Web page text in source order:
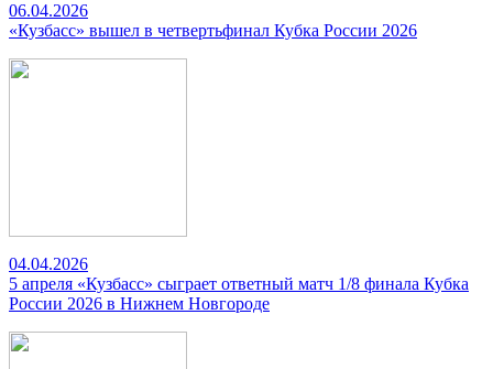
06.04.2026
«Кузбасс» вышел в четвертьфинал Кубка России 2026
04.04.2026
5 апреля «Кузбасс» сыграет ответный матч 1/8 финала Кубка
России 2026 в Нижнем Новгороде